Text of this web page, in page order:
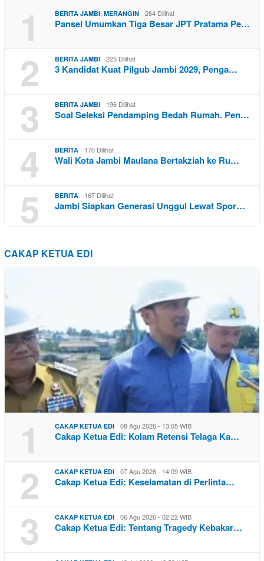
1 BERITA JAMBI, MERANGIN 264 Dilihat
Pansel Umumkan Tiga Besar JPT Pratama Pe…
2 BERITA JAMBI 225 Dilihat
3 Kandidat Kuat Pilgub Jambi 2029, Penga…
3 BERITA JAMBI 196 Dilihat
Soal Seleksi Pendamping Bedah Rumah. Pen…
4 BERITA 170 Dilihat
Wali Kota Jambi Maulana Bertakziah ke Ru…
5 BERITA 167 Dilihat
Jambi Siapkan Generasi Unggul Lewat Spor…
CAKAP KETUA EDI
1 CAKAP KETUA EDI 08 Agu 2026 - 13:05 WIB
Cakap Ketua Edi: Kolam Retensi Telaga Ka…
2 CAKAP KETUA EDI 07 Agu 2026 - 14:09 WIB
Cakap Ketua Edi: Keselamatan di Perlinta…
3 CAKAP KETUA EDI 06 Agu 2026 - 02:22 WIB
Cakap Ketua Edi: Tentang Tragedy Kebakar…